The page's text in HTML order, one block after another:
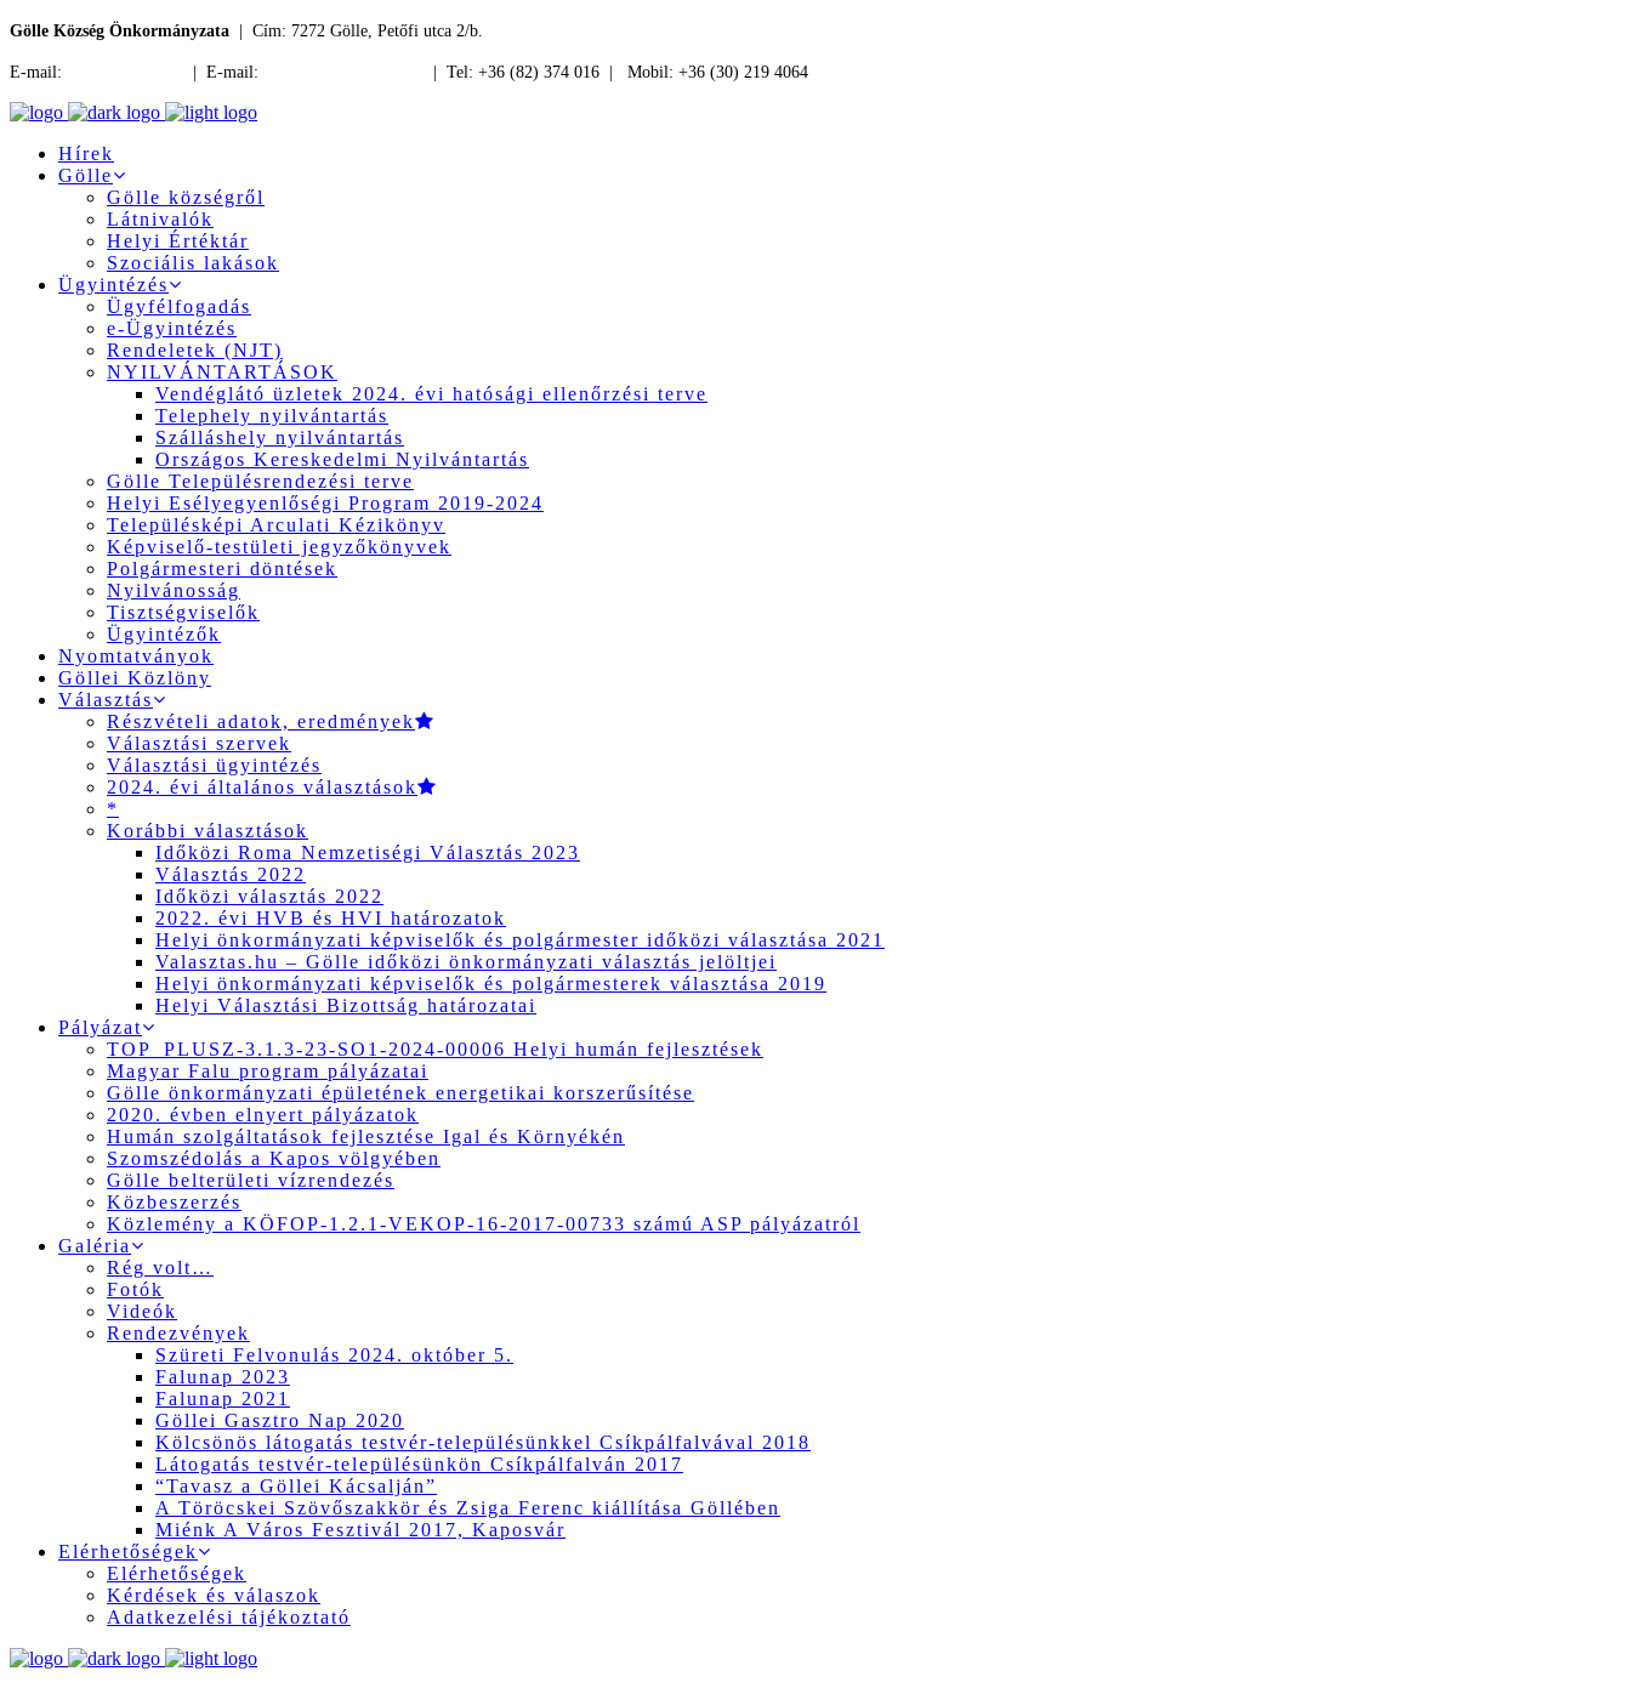
Gölle Község Önkormányzata | Cím: 7272 Gölle, Petőfi utca 2/b.
E-mail: | E-mail: | Tel: +36 (82) 374 016 | Mobil: +36 (30) 219 4064
Hírek
Gölle
Gölle községről
Látnivalók
Helyi Értéktár
Szociális lakások
Ügyintézés
Ügyfélfogadás
e-Ügyintézés
Rendeletek (NJT)
NYILVÁNTARTÁSOK
Vendéglátó üzletek 2024. évi hatósági ellenőrzési terve
Telephely nyilvántartás
Szálláshely nyilvántartás
Országos Kereskedelmi Nyilvántartás
Gölle Településrendezési terve
Helyi Esélyegyenlőségi Program 2019-2024
Településképi Arculati Kézikönyv
Képviselő-testületi jegyzőkönyvek
Polgármesteri döntések
Nyilvánosság
Tisztségviselők
Ügyintézők
Nyomtatványok
Göllei Közlöny
Választás
Részvételi adatok, eredmények
Választási szervek
Választási ügyintézés
2024. évi általános választások
*
Korábbi választások
Időközi Roma Nemzetiségi Választás 2023
Választás 2022
Időközi választás 2022
2022. évi HVB és HVI határozatok
Helyi önkormányzati képviselők és polgármester időközi választása 2021
Valasztas.hu – Gölle időközi önkormányzati választás jelöltjei
Helyi önkormányzati képviselők és polgármesterek választása 2019
Helyi Választási Bizottság határozatai
Pályázat
TOP_PLUSZ-3.1.3-23-SO1-2024-00006 Helyi humán fejlesztések
Magyar Falu program pályázatai
Gölle önkormányzati épületének energetikai korszerűsítése
2020. évben elnyert pályázatok
Humán szolgáltatások fejlesztése Igal és Környékén
Szomszédolás a Kapos völgyében
Gölle belterületi vízrendezés
Közbeszerzés
Közlemény a KÖFOP-1.2.1-VEKOP-16-2017-00733 számú ASP pályázatról
Galéria
Rég volt…
Fotók
Videók
Rendezvények
Szüreti Felvonulás 2024. október 5.
Falunap 2023
Falunap 2021
Göllei Gasztro Nap 2020
Kölcsönös látogatás testvér-településünkkel Csíkpálfalvával 2018
Látogatás testvér-településünkön Csíkpálfalván 2017
“Tavasz a Göllei Kácsalján”
A Töröcskei Szövőszakkör és Zsiga Ferenc kiállítása Göllében
Miénk A Város Fesztivál 2017, Kaposvár
Elérhetőségek
Elérhetőségek
Kérdések és válaszok
Adatkezelési tájékoztató